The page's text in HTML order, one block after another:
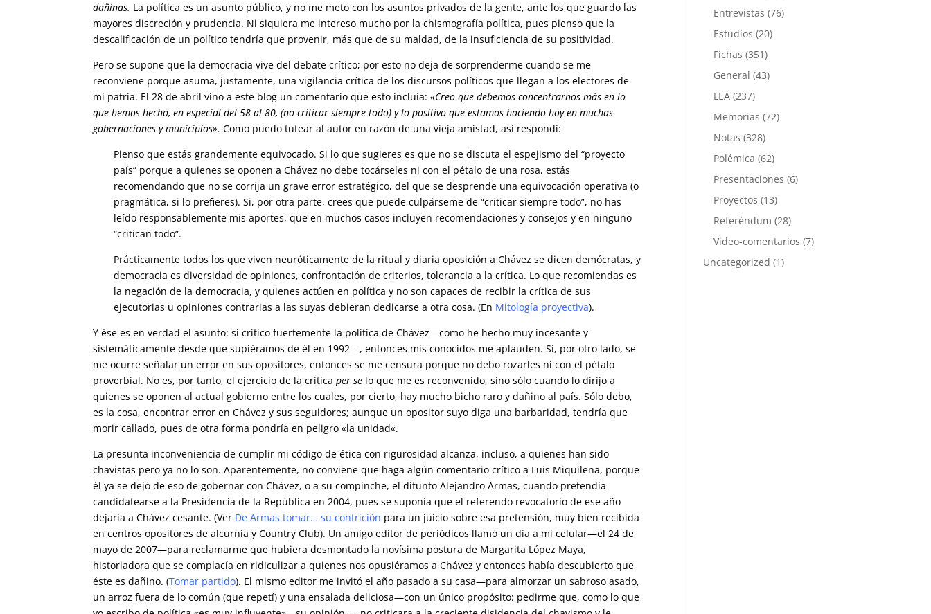
dañinas. La política es un asunto público, y no me meto con los asuntos privados de la gente, ante los que guardo las
mayores discreción y prudencia. Ni siquiera me intereso mucho por la chismografía política, pues pienso que la
descalificación de un político tendría que provenir, más que de su maldad, de la insuficiencia de su positividad.
Pero se supone que la democracia vive del debate crítico; por esto no deja de sorprenderme cuando se me
reconviene porque asuma, justamente, una vigilancia crítica de los discursos políticos que llegan a los electores de
mi patria. El 28 de abril vino a este blog un comentario que esto incluía:«Creo que debemos concentrarnos más en lo
que hemos hecho, en especial del 58 al 80, (no criticar siempre todo) y lo positivo que estamos haciendo hoy en muchas
gobernaciones y municipios». Como puedo tutear al autor en razón de una vieja amistad, así respondí:
Pienso que estás grandemente equivocado. Si lo que sugieres es que no se discuta el espejismo del “proyecto
país” porque a quienes se oponen a Chávez no debe tocárseles ni con el pétalo de una rosa, estás
recomendando que no se corrija un grave error estratégico, del que se desprende una equivocación operativa (o
pragmática, si lo prefieres). Si, por otra parte, crees que puede culpárseme de “criticar siempre todo”, no has
leído responsablemente mis aportes, que en muchos casos incluyen recomendaciones y consejos y en ninguno
“critican todo”.
Prácticamente todos los que viven neuróticamente de la ritual y diaria oposición a Chávez se dicen demócratas, y
democracia es diversidad de opiniones, confrontación de criterios, tolerancia a la crítica. Lo que recomiendas es
la negación de la democracia, y quienes actúen en política y no son capaces de recibir la crítica de sus
ejecutorias u opiniones contrarias a las suyas debieran dedicarse a otra cosa. (En Mitología proyectiva).
Y ése es en verdad el asunto: si critico fuertemente la política de Chávez—como he hecho muy incesante y
sistemáticamente desde que supiéramos de él en 1992—, entonces mis conocidos me aplauden. Si, por otro lado, se
me ocurre señalar un error en sus opositores, entonces se me censura porque no debo rozarles ni con el pétalo
proverbial. No es, por tanto, el ejercicio de la críticaper se lo que me es reconvenido, sino sólo cuando lo dirijo a
quienes se oponen al actual gobierno entre los cuales, por cierto, hay mucho bicho raro y dañino al país. Sólo debo,
es la cosa, encontrar error en Chávez y sus seguidores; aunque un opositor suyo diga una barbaridad, tendría que
morir callado, pues de otra forma pondría en peligro «la unidad«.
La presunta inconveniencia de cumplir mi código de ética con rigurosidad alcanza, incluso, a quienes han sido
chavistas pero ya no lo son. Aparentemente, no conviene que haga algún comentario crítico a Luis Miquilena, porque
él ya se dejó de eso de gobernar con Chávez, o a su compinche, el difunto Alejandro Armas, cuando pretendía
candidatearse a la Presidencia de la República en 2004, pues se suponía que el referendo revocatorio de ese año
dejaría a Chávez cesante. (Ver De Armas tomar… su contrición para un juicio sobre esa pretensión, muy bien recibida
en centros opositores de alcurnia y Country Club). Un amigo editor de periódicos llamó un día a mi celular—el 24 de
mayo de 2007—para reclamarme que hubiera desmontado la novísima postura de Margarita López Maya,
historiadora que se complacía en ridiculizar a quienes nos opusiéramos a Chávez y entonces había descubierto que
éste es dañino. (Tomar partido). El mismo editor me invitó el año pasado a su casa—para almorzar un sabroso asado,
un arroz fuera de lo común (que repetí) y una ensalada deliciosa—con un único propósito: pedirme que, como lo que
Entrevistas (76)
Estudios (20)
Fichas (351)
General (43)
LEA (237)
Memorias (72)
Notas (328)
Polémica (62)
Presentaciones (6)
Proyectos (13)
Referéndum (28)
Video-comentarios (7)
Uncategorized (1)